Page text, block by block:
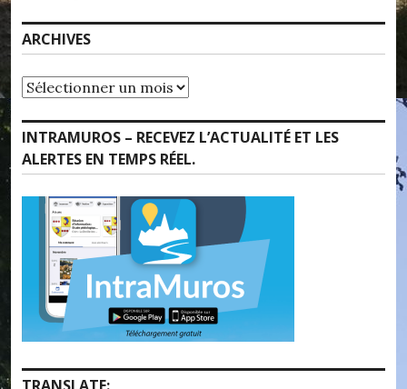
ARCHIVES
Archives
INTRAMUROS – RECEVEZ L’ACTUALITÉ ET LES
ALERTES EN TEMPS RÉEL.